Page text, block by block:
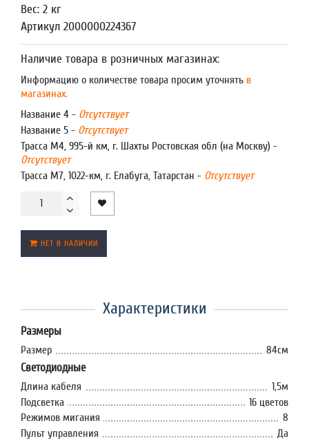
Вес: 2 кг
Артикул 2000000224367
Наличие товара в розничных магазинах:
Информацию о количестве товара просим уточнять в
магазинах.
Название 4 - Отсутствует
Название 5 - Отсутствует
Трасса М4, 995-й км, г. Шахты Ростовская обл (на Москву) -
Отсутствует
Трасса М7, 1022-км, г. Елабуга, Татарстан - Отсутствует
НЕТ В НАЛИЧИИ
Характеристики
Размеры
Размер 84см
Светодиодные
Длина кабеля
1,5м
Подсветка
16 цветов
Режимов мигания
8
Пульт управления
Да